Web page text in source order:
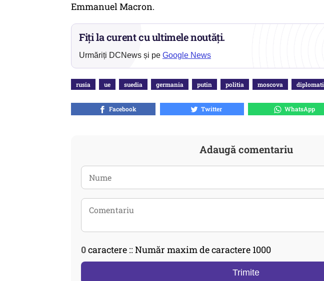
Emmanuel Macron.
Fiți la curent cu ultimele noutăți.
Urmăriți DCNews și pe Google News
rusia ue suedia germania putin politia moscova diplomati
Facebook Twitter WhatsApp
Adaugă comentariu
0caractere :: Număr maxim de caractere 1000
Trimite